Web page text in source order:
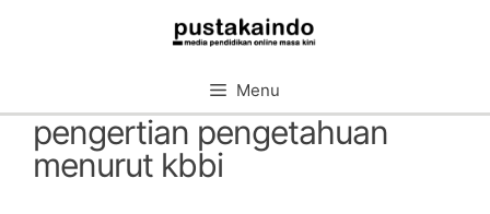
Menu
pengertian pengetahuan
menurut kbbi